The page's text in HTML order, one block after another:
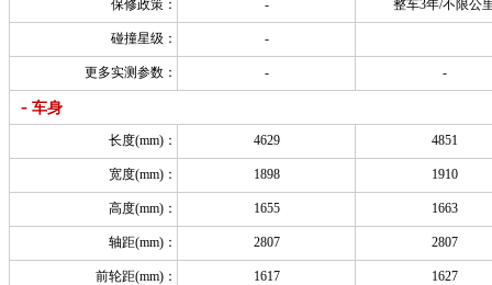
保修政策： - 整车3年/不限公
碰撞星级： -
更多实测参数： - -
- 车身
长度(mm)： 4629 4851
宽度(mm)： 1898 1910
高度(mm)： 1655 1663
轴距(mm)： 2807 2807
前轮距(mm)： 1617 1627